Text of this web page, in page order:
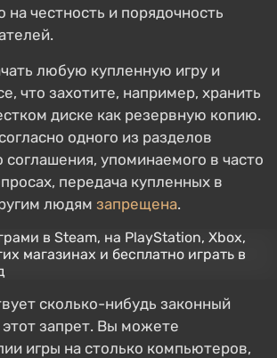
на честность и порядочность
любую купленную игру и
что захотите, например, хранить
диске как резервную копию.
одного из разделов
соглашения, упоминаемого в часто
передача купленных в
людям запрещена.
сколько-нибудь законный
запрет. Вы можете
игры на столько компьютеров,